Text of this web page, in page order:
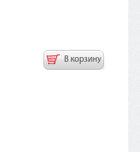
В корзину